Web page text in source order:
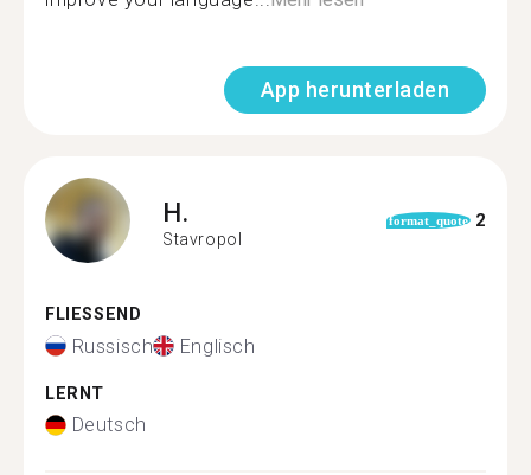
App herunterladen
H.
Stavropol
format_quote 2
FLIESSEND
Russisch Englisch
LERNT
Deutsch